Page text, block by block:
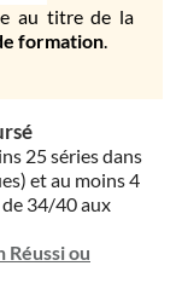
au titre de la
formation.
25 séries dans
et au moins 4
de 34/40 aux
Réussi ou